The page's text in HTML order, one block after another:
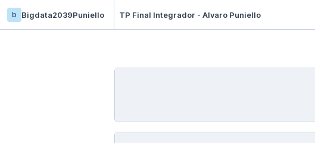
b Bigdata2039Puniello TP Final Integrador - Alvaro Puniello